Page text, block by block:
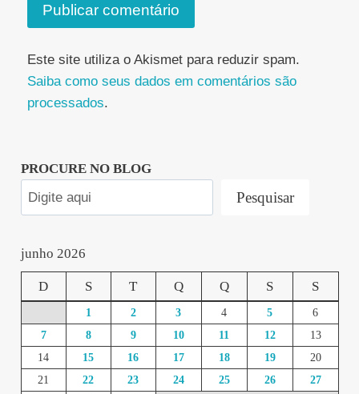
Este site utiliza o Akismet para reduzir spam.
Saiba como seus dados em comentários são
processados.
PROCURE NO BLOG
Pesquisar
junho 2026
D S T Q Q S S
1 2 3 4 5
6
7
8 9 10 11 12
13
14
15 16 17 18 19
20
21
22 23 24 25 26
27